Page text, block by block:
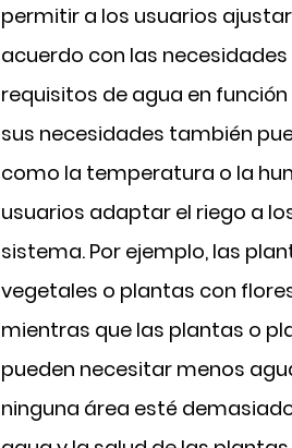
permitir a los usuarios
acuerdo con las
requisitos de agua en
sus necesidades también
como la temperatura o la
usuarios adaptar el riego a
sistema. Por ejemplo, las
vegetales o plantas con
mientras que las plantas o
pueden necesitar menos
ninguna área esté